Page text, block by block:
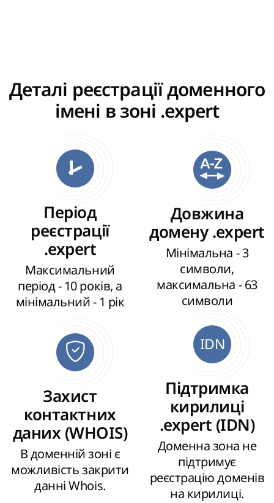
Деталі реєстрації доменного
імені в зоні .expert
Період
реєстрації
.expert
Максимальний
період - 10 років, а
мінімальний - 1 рік
Довжина
домену .expert
Мінімальна - 3
символи,
максимальна - 63
символи
Захист
контактних
даних (WHOIS)
В доменній зоні є
можливість закрити
данні Whois.
IDN
Підтримка
кирилиці
.expert (IDN)
Доменна зона не
підтримує
реєстрацію доменів
на кирилиці.